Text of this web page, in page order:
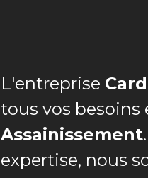
L'entreprise
tous vos besoins
Assainissement
expertise, nous